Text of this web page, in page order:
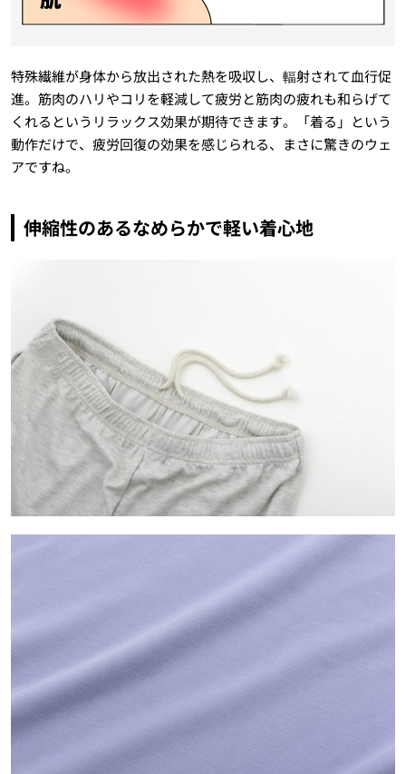
特殊繊維が身体から放出された熱を吸収し、輻射されて血行促
進。筋肉のハリやコリを軽減して疲労と筋肉の疲れも和らげて
くれるというリラックス効果が期待できます。「着る」という
動作だけで、疲労回復の効果を感じられる、まさに驚きのウェ
アですね。
伸縮性のあるなめらかで軽い着心地